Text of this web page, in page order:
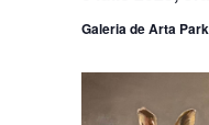
Galeria de Arta Park